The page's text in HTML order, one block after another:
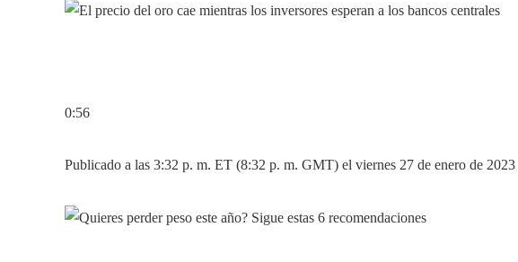
0:56
Publicado a las 3:32 p. m. ET (8:32 p. m. GMT) el viernes 27 de enero de 2023